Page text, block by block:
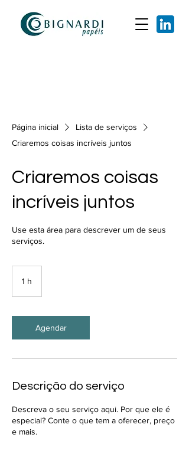
Página inicial
Lista de serviços
Criaremos coisas incríveis juntos
Criaremos coisas
incríveis juntos
Use esta área para descrever um de seus
serviços.
1 h
Agendar
Descrição do serviço
Descreva o seu serviço aqui. Por que ele é
especial? Conte o que tem a oferecer, preço
e mais.